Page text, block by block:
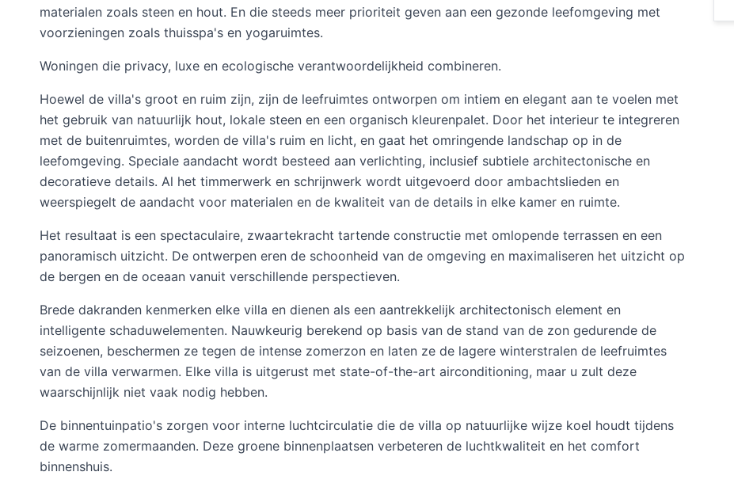
materialen zoals steen en hout. En die steeds meer prioriteit geven aan een gezonde leefomgeving met
voorzieningen zoals thuisspa's en yogaruimtes.
Woningen die privacy, luxe en ecologische verantwoordelijkheid combineren.
Hoewel de villa's groot en ruim zijn, zijn de leefruimtes ontworpen om intiem en elegant aan te voelen met
het gebruik van natuurlijk hout, lokale steen en een organisch kleurenpalet. Door het interieur te integreren
met de buitenruimtes, worden de villa's ruim en licht, en gaat het omringende landschap op in de
leefomgeving. Speciale aandacht wordt besteed aan verlichting, inclusief subtiele architectonische en
decoratieve details. Al het timmerwerk en schrijnwerk wordt uitgevoerd door ambachtslieden en
weerspiegelt de aandacht voor materialen en de kwaliteit van de details in elke kamer en ruimte.
Het resultaat is een spectaculaire, zwaartekracht tartende constructie met omlopende terrassen en een
panoramisch uitzicht. De ontwerpen eren de schoonheid van de omgeving en maximaliseren het uitzicht op
de bergen en de oceaan vanuit verschillende perspectieven.
Brede dakranden kenmerken elke villa en dienen als een aantrekkelijk architectonisch element en
intelligente schaduwelementen. Nauwkeurig berekend op basis van de stand van de zon gedurende de
seizoenen, beschermen ze tegen de intense zomerzon en laten ze de lagere winterstralen de leefruimtes
van de villa verwarmen. Elke villa is uitgerust met state-of-the-art airconditioning, maar u zult deze
waarschijnlijk niet vaak nodig hebben.
De binnentuinpatio's zorgen voor interne luchtcirculatie die de villa op natuurlijke wijze koel houdt tijdens
de warme zomermaanden. Deze groene binnenplaatsen verbeteren de luchtkwaliteit en het comfort
binnenshuis.